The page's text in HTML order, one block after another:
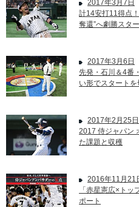
2017年3月7日
計14安打11得点
奪還”へ劇勝スタ
2017年3月6日
先発・石川＆4番
い形でスタートを
2017年2月25日
2017 侍ジャパン
た課題と収穫
2016年11月21
「赤星憲広×ト
ポート